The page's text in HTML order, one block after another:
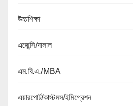
উচ্চশিক্ষা
এজেন্সি/দালাল
এম.বি.এ./MBA
এয়ারপোর্ট/কাস্টমস/ইমিগ্রেশন